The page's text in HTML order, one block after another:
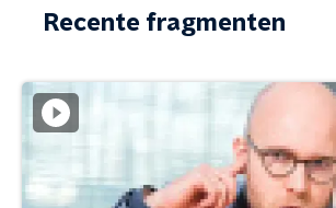
Recente fragmenten